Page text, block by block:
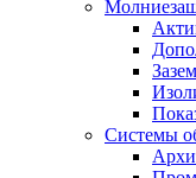
Системы